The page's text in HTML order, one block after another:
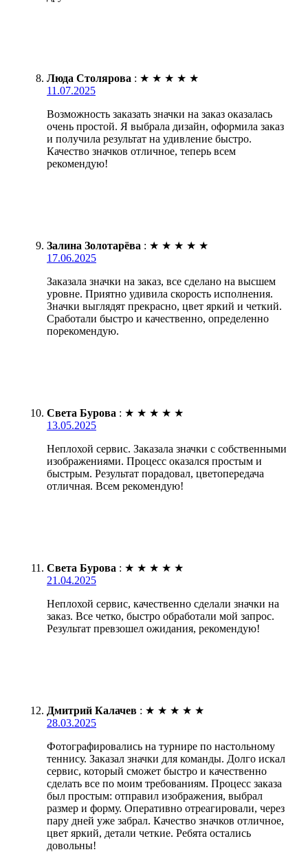
Люда Столярова : ★ ★ ★ ★ ★
11.07.2025
Возможность заказать значки на заказ оказалась
очень простой. Я выбрала дизайн, оформила заказ
и получила результат на удивление быстро.
Качество значков отличное, теперь всем
рекомендую!
Залина Золотарёва : ★ ★ ★ ★ ★
17.06.2025
Заказала значки на заказ, все сделано на высшем
уровне. Приятно удивила скорость исполнения.
Значки выглядят прекрасно, цвет яркий и четкий.
Сработали быстро и качественно, определенно
порекомендую.
Света Бурова : ★ ★ ★ ★ ★
13.05.2025
Неплохой сервис. Заказала значки с собственными
изображениями. Процесс оказался простым и
быстрым. Результат порадовал, цветопередача
отличная. Всем рекомендую!
Света Бурова : ★ ★ ★ ★ ★
21.04.2025
Неплохой сервис, качественно сделали значки на
заказ. Все четко, быстро обработали мой запрос.
Результат превзошел ожидания, рекомендую!
Дмитрий Калачев : ★ ★ ★ ★ ★
28.03.2025
Фотографировались на турнире по настольному
теннису. Заказал значки для команды. Долго искал
сервис, который сможет быстро и качественно
сделать все по моим требованиям. Процесс заказа
был простым: отправил изображения, выбрал
размер и форму. Оперативно отреагировали, через
пару дней уже забрал. Качество значков отличное,
цвет яркий, детали четкие. Ребята остались
довольны!